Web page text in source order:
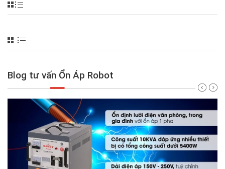
Blog tư vấn Ổn Áp Robot